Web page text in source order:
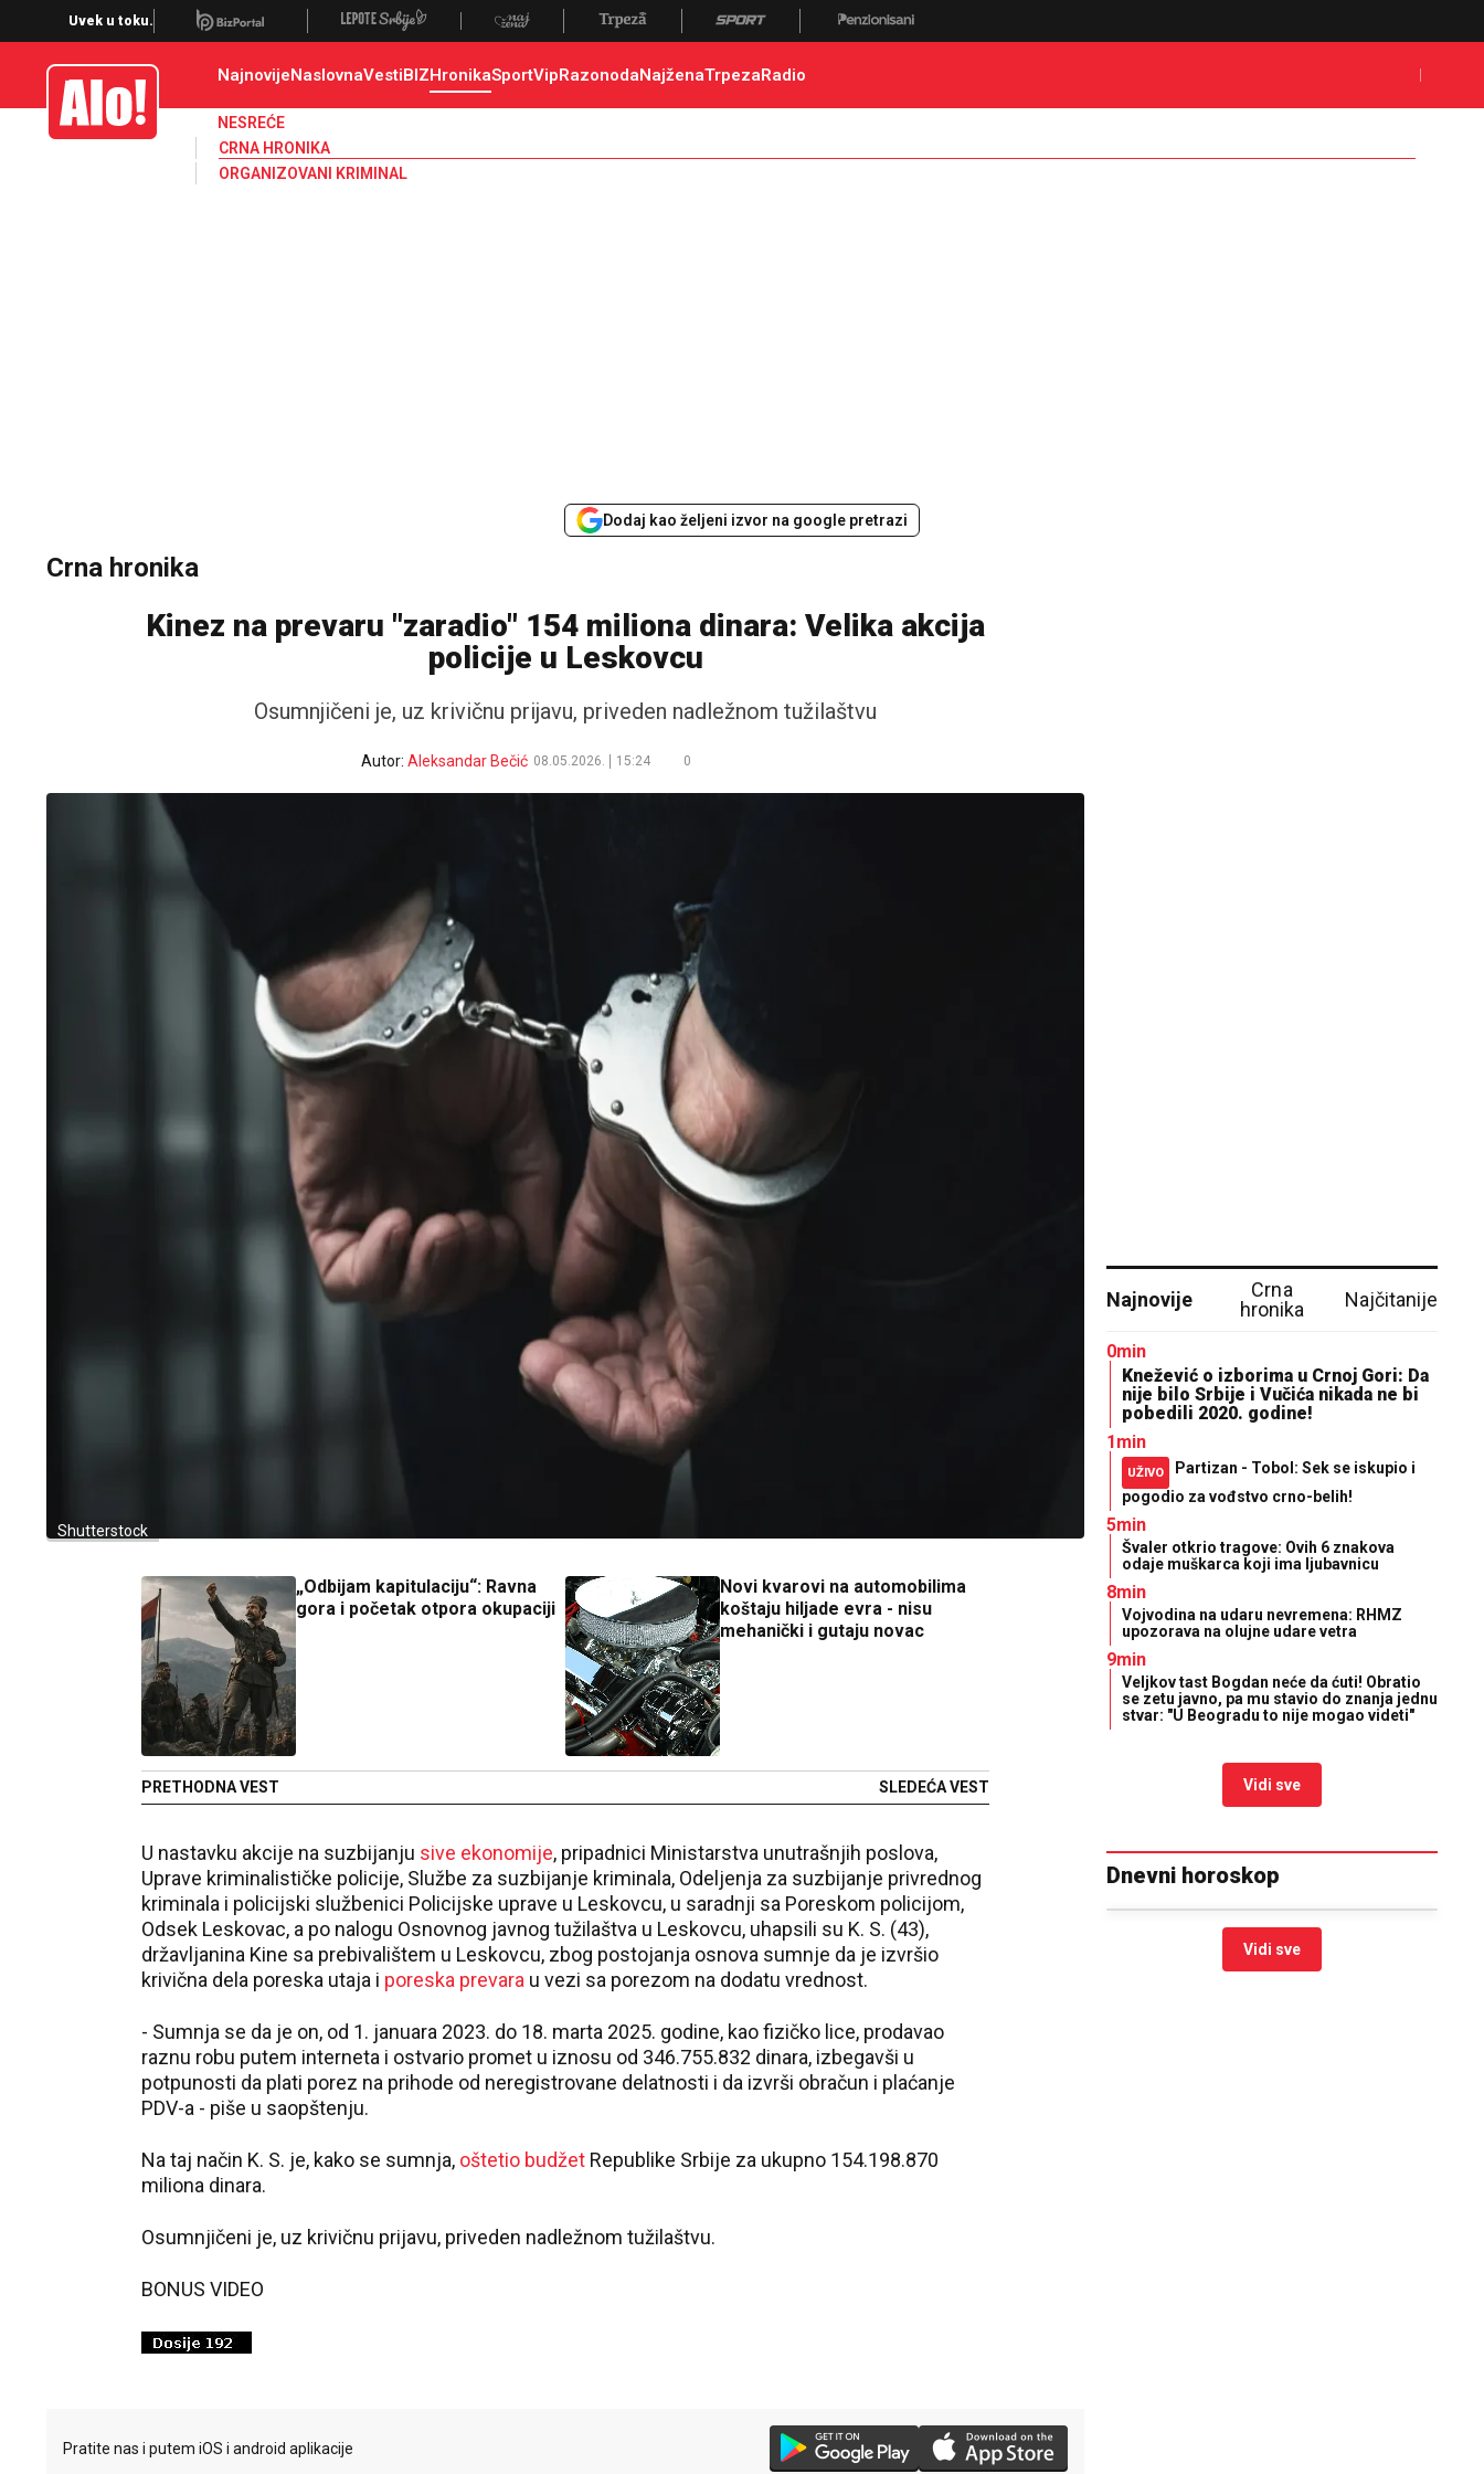
Crna hronika, smrt, ubistvo, likvidacija, krađa, pljačka, hapšenje, policija, poginuli, zaplena, carina
Uvek u toku.
Alo NajnovijeNaslovnaVestiBIZHronikaSportVipRazonodaNajženaTrpezaRadio
NESREĆE
CRNA HRONIKA
ORGANIZOVANI KRIMINAL
Dodaj kao željeni izvor na google pretrazi
Crna hronika
Kinez na prevaru "zaradio" 154 miliona dinara: Velika akcija
policije u Leskovcu
Osumnjičeni je, uz krivičnu prijavu, priveden nadležnom tužilaštvu
Autor: Aleksandar Bečić 08.05.2026. 15:24 0
Shutterstock
„Odbijam kapitulaciju“: Ravna
gora i početak otpora okupaciji
PRETHODNA VEST
Novi kvarovi na automobilima
koštaju hiljade evra - nisu
mehanički i gutaju novac
SLEDEĆA VEST
U nastavku akcije na suzbijanju sive ekonomije, pripadnici Ministarstva unutrašnjih poslova,
Uprave kriminalističke policije, Službe za suzbijanje kriminala, Odeljenja za suzbijanje privrednog
kriminala i policijski službenici Policijske uprave u Leskovcu, u saradnji sa Poreskom policijom,
Odsek Leskovac, a po nalogu Osnovnog javnog tužilaštva u Leskovcu, uhapsili su K. S. (43),
državljanina Kine sa prebivalištem u Leskovcu, zbog postojanja osnova sumnje da je izvršio
krivična dela poreska utaja i poreska prevara u vezi sa porezom na dodatu vrednost.
- Sumnja se da je on, od 1. januara 2023. do 18. marta 2025. godine, kao fizičko lice, prodavao
raznu robu putem interneta i ostvario promet u iznosu od 346.755.832 dinara, izbegavši u
potpunosti da plati porez na prihode od neregistrovane delatnosti i da izvrši obračun i plaćanje
PDV-a - piše u saopštenju.
Na taj način K. S. je, kako se sumnja, oštetio budžet Republike Srbije za ukupno 154.198.870
miliona dinara.
Osumnjičeni je, uz krivičnu prijavu, priveden nadležnom tužilaštvu.
BONUS VIDEO
Pratite nas i putem iOS i android aplikacije
Najnovije
Crna
hronika
Najčitanije
0min
Knežević o izborima u Crnoj Gori: Da
nije bilo Srbije i Vučića nikada ne bi
pobedili 2020. godine!
1min
UŽIVO
Partizan - Tobol: Sek se iskupio i
pogodio za vođstvo crno-belih!
5min
Švaler otkrio tragove: Ovih 6 znakova
odaje muškarca koji ima ljubavnicu
8min
Vojvodina na udaru nevremena: RHMZ
upozorava na olujne udare vetra
9min
Veljkov tast Bogdan neće da ćuti! Obratio
se zetu javno, pa mu stavio do znanja jednu
stvar: "U Beogradu to nije mogao videti"
Vidi sve
Dnevni horoskop
Vidi sve